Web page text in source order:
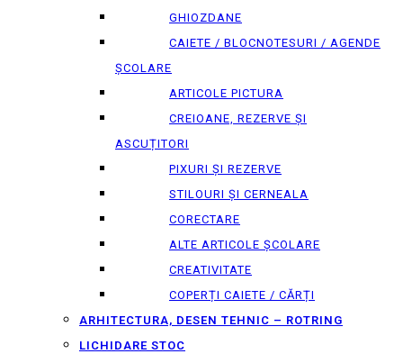
GHIOZDANE
CAIETE / BLOCNOTESURI / AGENDE
ȘCOLARE
ARTICOLE PICTURA
CREIOANE, REZERVE ȘI
ASCUȚITORI
PIXURI ȘI REZERVE
STILOURI ȘI CERNEALA
CORECTARE
ALTE ARTICOLE ȘCOLARE
CREATIVITATE
COPERȚI CAIETE / CĂRȚI
ARHITECTURA, DESEN TEHNIC – ROTRING
LICHIDARE STOC